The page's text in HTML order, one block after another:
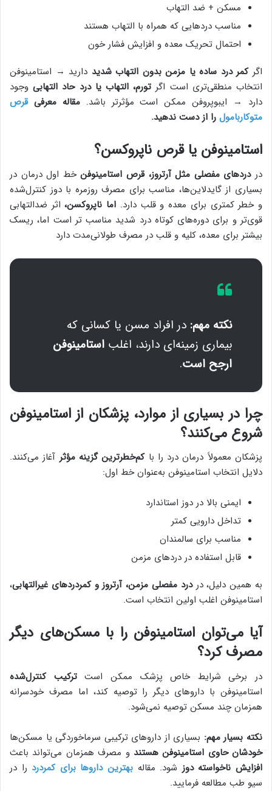
مسکن + ضد التهاب
مناسب دردهایی که همراه با التهاب هستند
احتمال تحریک معده و افزایش فشار خون
اگرکمر درد ساده یا مزمن بدون التهاب شدید دارید → استامینوفن
انتخاب منطقی‌تری است اگر تورم، التهاب یا درد حاد التهابیوجود
دارد → ایبوپروفن ممکن است مؤثرتر باشد.مقاله معرفیقرص
متوکاربامول را از دست ندهید.
استامینوفن یا قرص ناپروکسن؟
دردردهای مفصلی مثل آرتروز، قرص استامینوفنخط اول درمان در
بسیاری از گایدلاین‌ها، مناسب برای مصرف روزمره با دوز کنترل‌شده
و خطر کمتری برای معده و قلب دارد. اما ناپروکسن، اثر ضدالتهابی
قوی‌تر و برای دوره‌های کوتاه درد شدید مناسب تر است اما، ریسک
بیشتر برای معده، کلیه و قلب در مصرف طولانی‌مدت دارد
نکته مهم: در افراد مسن یا کسانی که
بیماری زمینه‌ای دارند، اغلب استامینوفن
ارجح است.
چرا در بسیاری از موارد، پزشکان از استامینوفن
شروع می‌کنند؟
پزشکان معمولاً درمان درد را باکم‌خطرترین گزینه مؤثر آغاز می‌کنند.
دلایل انتخاب استامینوفن به‌عنوان خط اول:
ایمنی بالا در دوز استاندارد
تداخل دارویی کمتر
مناسب برای سالمندان
قابل استفاده در دردهای مزمن
به همین دلیل، دردرد مفصلی مزمن، آرتروز و کمردردهای غیرالتهابی،
استامینوفن اغلب اولین انتخاب است.
آیا می‌توان استامینوفن را با مسکن‌های دیگر
مصرف کرد؟
در برخی شرایط خاص پزشک ممکن استترکیب کنترل‌شده
استامینوفن با داروهای دیگر را توصیه کند، اما مصرف خودسرانه
همزمان چند مسکن توصیه نمی‌شود.
نکته بسیار مهم: بسیاری از داروهای ترکیبی سرماخوردگی یا مسکن‌ها
خودشان حاوی استامینوفن هستندو مصرف همزمان می‌تواند باعث
افزایش ناخواسته دوز شود. مقاله بهترین داروها برای کمردرد را در
سیو طب مطالعه فرمایید.